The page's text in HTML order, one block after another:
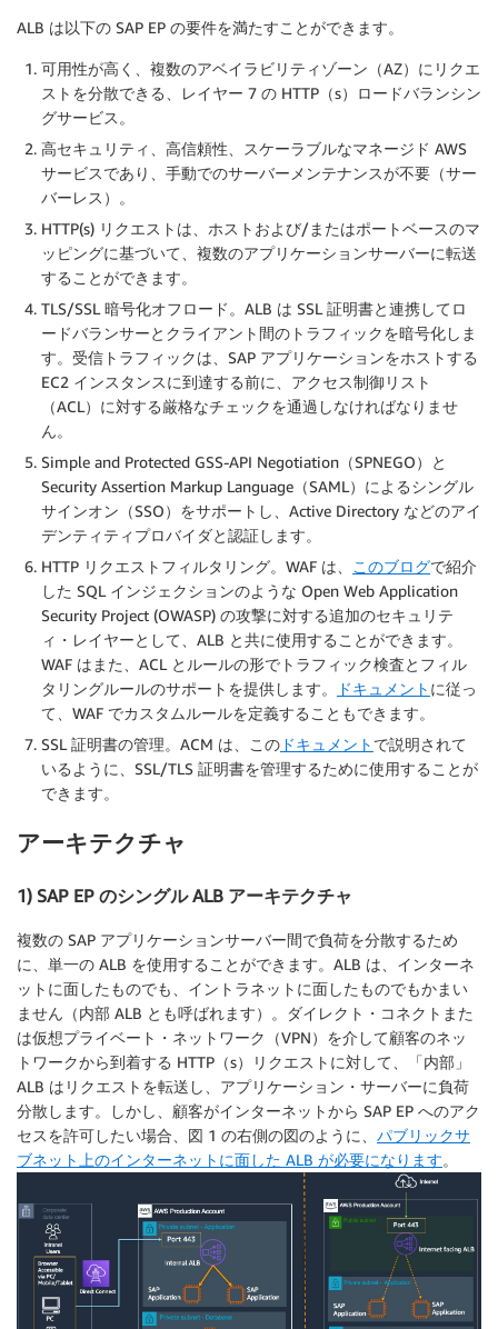
ALB は以下の SAP EP の要件を満たすことができます。
可用性が高く、複数のアベイラビリティゾーン（AZ）にリクエ
ストを分散できる、レイヤー 7 の HTTP（s）ロードバランシン
グサービス。
高セキュリティ、高信頼性、スケーラブルなマネージド AWS
サービスであり、手動でのサーバーメンテナンスが不要（サー
バーレス）。
HTTP(s) リクエストは、ホストおよび/またはポートベースのマ
ッピングに基づいて、複数のアプリケーションサーバーに転送
することができます。
TLS/SSL 暗号化オフロード。ALB は SSL 証明書と連携してロ
ードバランサーとクライアント間のトラフィックを暗号化しま
す。受信トラフィックは、SAP アプリケーションをホストする
EC2 インスタンスに到達する前に、アクセス制御リスト
（ACL）に対する厳格なチェックを通過しなければなりませ
ん。
Simple and Protected GSS-API Negotiation（SPNEGO）と
Security Assertion Markup Language（SAML）によるシングル
サインオン（SSO）をサポートし、Active Directory などのアイ
デンティティプロバイダと認証します。
HTTP リクエストフィルタリング。WAF は、
このブログで紹介
した SQL インジェクションのような Open Web Application
Security Project (OWASP) の攻撃に対する追加のセキュリテ
ィ・レイヤーとして、ALB と共に使用することができます。
WAF はまた、ACL とルールの形でトラフィック検査とフィル
タリングルールのサポートを提供します。
ドキュメント に従っ
て、WAF でカスタムルールを定義することもできます。
SSL 証明書の管理。ACM は、この ドキュメント で説明されて
いるように、SSL/TLS 証明書を管理するために使用することが
できます。
アーキテクチャ
1) SAP EP のシングル ALB アーキテクチャ
複数の SAP アプリケーションサーバー間で負荷を分散するため
に、単一の ALB を使用することができます。ALB は、インターネ
ットに面したものでも、イントラネットに面したものでもかまい
ません（内部 ALB とも呼ばれます）。ダイレクト・コネクトまた
は仮想プライベート・ネットワーク（VPN）を介して顧客のネッ
トワークから到着する HTTP（s）リクエストに対して、「内部」
ALB はリクエストを転送し、アプリケーション・サーバーに負荷
分散します。しかし、顧客がインターネットから SAP EP へのアク
セスを許可したい場合、図 1 の右側の図のように、 パブリックサ
ブネット上のインターネットに面した ALB が必要になります。